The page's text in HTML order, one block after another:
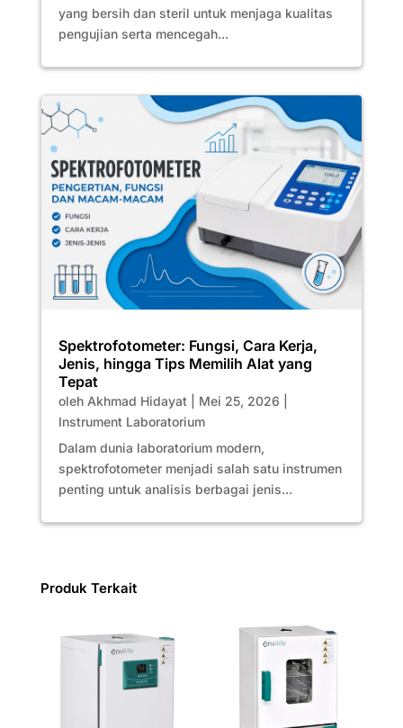
yang bersih dan steril untuk menjaga kualitas
pengujian serta mencegah...
Spektrofotometer: Fungsi, Cara Kerja,
Jenis, hingga Tips Memilih Alat yang
Tepat
oleh Akhmad Hidayat| Mei 25, 2026
Instrument Laboratorium
Dalam dunia laboratorium modern,
spektrofotometer menjadi salah satu instrumen
penting untuk analisis berbagai jenis...
Produk Terkait